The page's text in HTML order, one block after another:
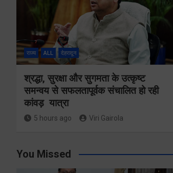
राज्य ALL देहरादून
श्रद्धा, सुरक्षा और सुगमता के उत्कृष्ट
समन्वय से सफलतापूर्वक संचालित हो रही
कांवड़ यात्रा
5 hours ago Viri Gairola
You Missed